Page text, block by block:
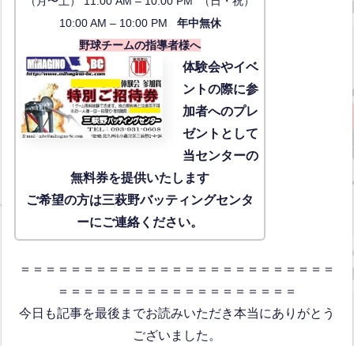
10:00 AM – 10:00 PM 年中無休
野球チームの指導者様へ
体験会やイベ
ントの際に参
加者へのプレ
ゼントとして
当センターの
無料券を提供いたします
ご希望の方は三萩野バッティングセンタ
ーにご連絡ください。
＝＝＝＝＝＝＝＝＝＝＝＝＝＝＝＝＝＝＝＝＝＝＝＝＝
＝＝＝＝＝＝＝＝＝＝＝＝＝＝＝＝＝＝＝
今日も記事を最後までお読みいただき本当にありがとう
ございました。